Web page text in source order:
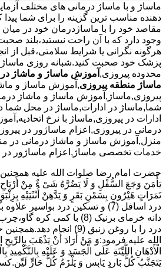
ماساژ و با ماساژ درمانی های مختلف
دهنده مناسب ترین گزینه را برای شما
مقاصد خود را با ماساژدرمان خود در میان
وجود دارد که با آن راحت نیستید،بلند
هرگونه نگرانی یا شرایط سلامتی،قبل از
پزشک خود صحبت کنید.شبانه روزی
محدوده پیروزی, آموزش ماساژ و ماشاژ
ماساژ منطقه پیروزی,آموزش ماساژ و
پیروزی,ماساژ,آموزش ماساژ و ماشاژ
شما,ماساژ در ادارات,ماساژ در محل شما
ادارات در پیروزی,ماساژ با نرخ
درمانی در پیروزی,اعزام ماساژور در
منزل,آموزش ماساژ و ماشاژ درمانی در
خدمات تخصصی ماساژ,اعزام ماساژور در
حضرت امام رضا صلوات الله علیه
یَأْمَنَ وَجَعَ السُّفْلِ وَ لَا یَضُرَّهُ شَیْ ءٌ مِنْ أَرْیَاحِ
تَمَرَاتٍ هَیْرُونٍ بِسَمْنِ بَقَرٍ وَ یَدَّهِنْ أُنْثَیَیْهِ
درد اسافل (7) و تسکین درد
دانه خرمای برنیک (8) با کمی
درد را با روغن زنبق (9)
الله علیه فرمود:وَ مَنْ أَرَادَ أَنْ یَذْهَبَ بِالرِّیحِ
الْأَدْهَانِ اللَّیِّنَةِ عَلَى الْجَسَدِ وَ عَلَیْهِ بِالتَّکْمِیدِ
یَتَجَنَّبُ کُلَّ بَارِدٍ یَابِسٍ وَ یَلْزَمُ کُلَّ حَارٍّ